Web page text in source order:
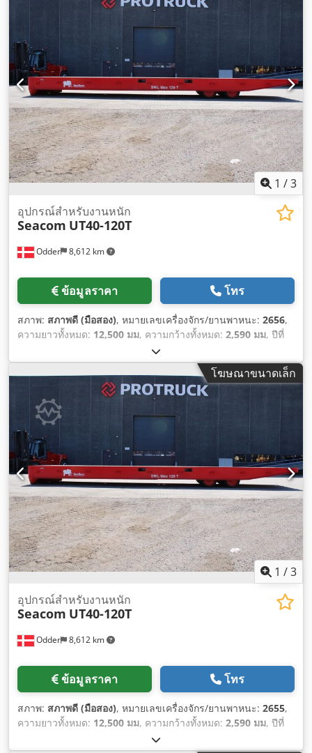
1 /3
Odder 8,612 km
อุปกรณ์สำหรับงานหนัก
Seacom UT40-120T
ข้อมูลราคา โทร
สภาพ: สภาพดี (มือสอง), หมายเลขเครื่องจักร/ยานพาหนะ: 2656,
ความยาวทั้งหมด: 12,500 มม, ความกว้างทั้งหมด: 2,590 มม, ปีที่
9,200 กก.
120,000 กก.,
โฆษณาขนาดเล็ก
1 /3
Odder 8,612 km
อุปกรณ์สำหรับงานหนัก
Seacom UT40-120T
ข้อมูลราคา โทร
สภาพ: สภาพดี (มือสอง), หมายเลขเครื่องจักร/ยานพาหนะ: 2655,
ความยาวทั้งหมด: 12,500 มม, ความกว้างทั้งหมด: 2,590 มม, ปีที่
9,200 กก.